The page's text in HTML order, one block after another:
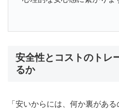
安全性とコストのトレ
るか
「安いからには、何か裏があ